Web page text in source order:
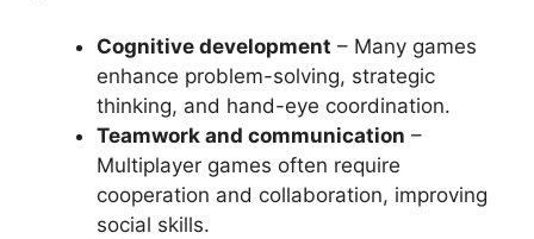
Cognitive development – Many games
enhance problem-solving, strategic
thinking, and hand-eye coordination.
Teamwork and communication –
Multiplayer games often require
cooperation and collaboration, improving
social skills.